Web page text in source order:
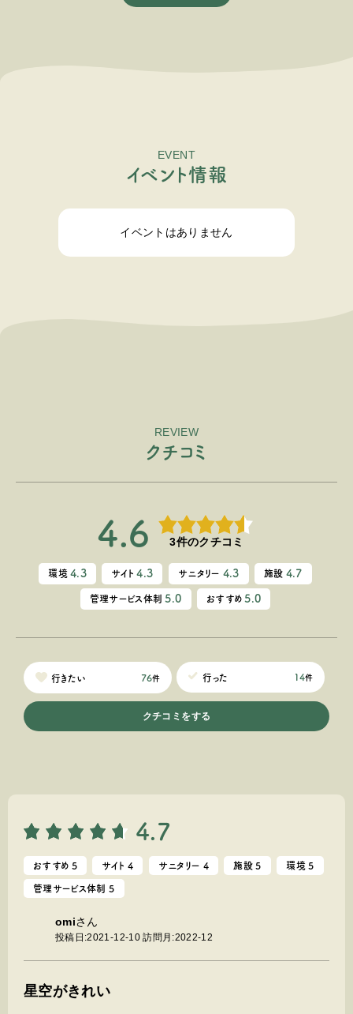
EVENT
イベン ト情報
イベントはありません
REVIEW
ク チ コ ミ
4.6 3件のクチコミ
環境 4.3 サイト 4.3 サニタリー 4.3 施設 4.7
管理サービス体制 5.0 おすすめ 5.0
行きたい 76件 行った 14件
クチコミをする
4.7
おすすめ 5 サイト 4 サニタリー 4 施設 5 環境 5
管理サービス体制 5
omiさん
投稿日:2021-12-10 訪問月:2022-12
星空がきれい